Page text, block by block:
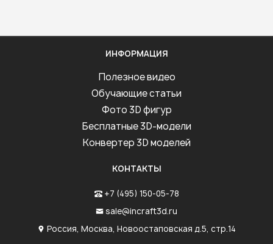
ИНФОРМАЦИЯ
Полезное видео
Обучающие статьи
Фото 3D фигур
Бесплатные 3D-модели
Конвертер 3D моделей
КОНТАКТЫ
+7 (495) 150-05-78
sale@incraft3d.ru
Россия, Москва, Новоостаповская д.5, стр.14